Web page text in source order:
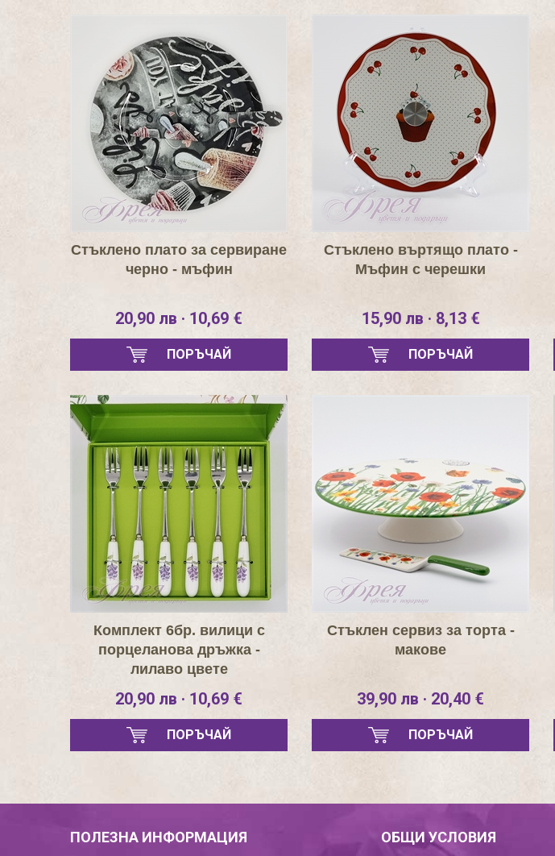
Стъклено плато за сервиране
черно - мъфин
20,90 лв · 10,69 €
ПОРЪЧАЙ
Стъклено въртящо плато -
Мъфин с черешки
15,90 лв · 8,13 €
ПОРЪЧАЙ
Комплект 6бр. вилици с
порцеланова дръжка -
лилаво цвете
20,90 лв · 10,69 €
ПОРЪЧАЙ
Стъклен сервиз за торта -
макове
39,90 лв · 20,40 €
ПОРЪЧАЙ
ПОЛЕЗНА ИНФОРМАЦИЯ ОБЩИ УСЛОВИЯ